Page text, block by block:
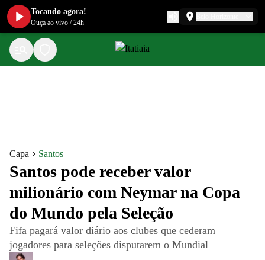
Capa Santos
Santos pode receber valor
milionário com Neymar na Copa
do Mundo pela Seleção
Fifa pagará valor diário aos clubes que cederam
jogadores para seleções disputarem o Mundial
Tocando agora!
Ouça ao vivo /24h